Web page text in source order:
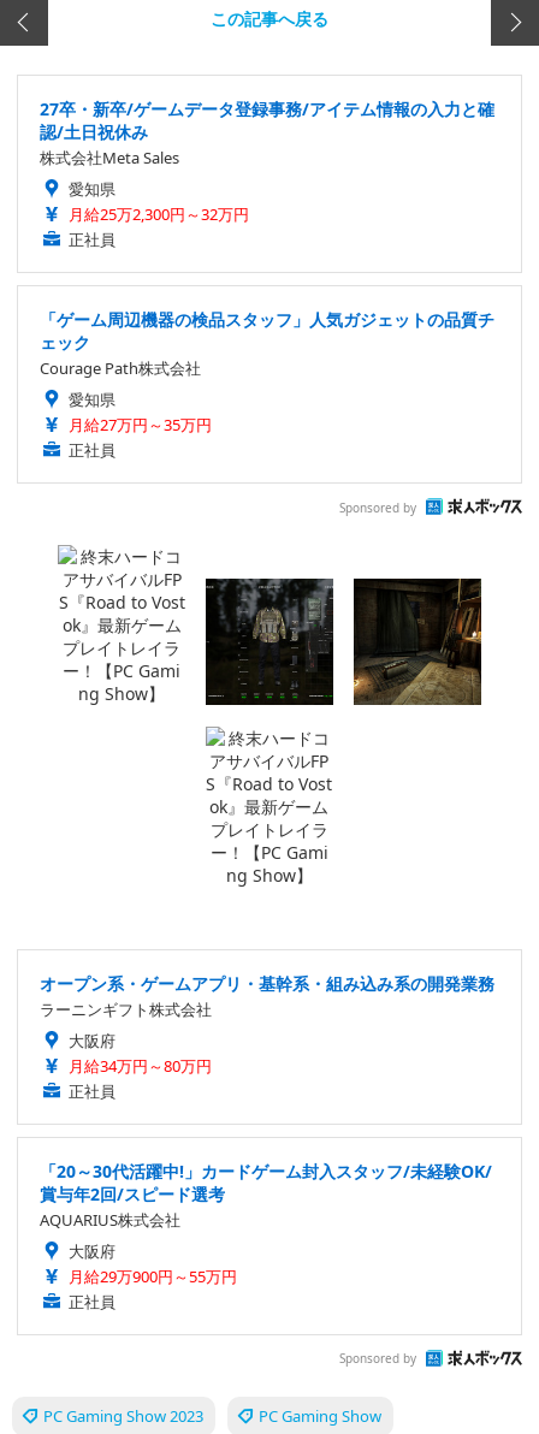
この記事へ戻る
27卒・新卒/ゲームデータ登録事務/アイテム情報の入力と確
認/土日祝休み
株式会社Meta Sales
愛知県
月給25万2,300円～32万円
正社員
「ゲーム周辺機器の検品スタッフ」人気ガジェットの品質チ
ェック
Courage Path株式会社
愛知県
月給27万円～35万円
正社員
Sponsored by
オープン系・ゲームアプリ・基幹系・組み込み系の開発業務
ラーニンギフト株式会社
大阪府
月給34万円～80万円
正社員
「20～30代活躍中!」カードゲーム封入スタッフ/未経験OK/
賞与年2回/スピード選考
AQUARIUS株式会社
大阪府
月給29万900円～55万円
正社員
Sponsored by
PC Gaming Show 2023 PC Gaming Show